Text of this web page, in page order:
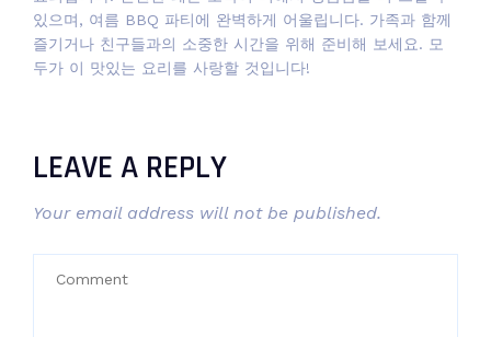
있으며, 여름 BBQ 파티에 완벽하게 어울립니다. 가족과 함께
즐기거나 친구들과의 소중한 시간을 위해 준비해 보세요. 모
두가 이 맛있는 요리를 사랑할 것입니다!
LEAVE A REPLY
Your email address will not be published.